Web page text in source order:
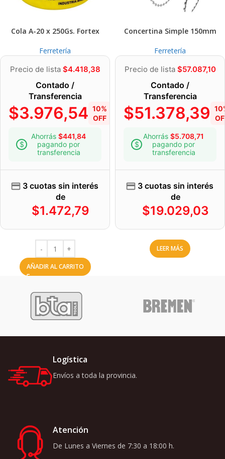
Cola A-20 x 250Gs. Fortex
Ferretería
Precio de lista $4.418,38
Contado /
Transferencia
$3.976,54 10%
OFF
Ahorrás $441,84
pagando por
transferencia
3 cuotas sin interés
de
$1.472,79
AÑADIR AL CARRITO
Concertina Simple 150mm
Ferretería
Precio de lista $57.087,10
Contado /
Transferencia
$51.378,39
Ahorrás $5.708,71
pagando por
transferencia
3 cuotas sin interés
de
$19.029,03
LEER MÁS
Logística
Envíos a toda la provincia.
Atención
De Lunes a Viernes de 7:30 a 18:00 h.